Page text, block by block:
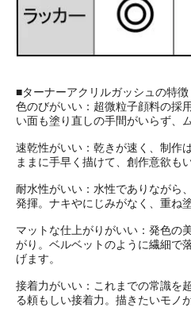
■ターナーアクリルガッシュの特徴
色のびがいい：超微粒子顔料の採
い面も塗り直しの手間がいらず、
速乾性がいい：乾きが速く、制作
ままに手早く描けて、創作意欲も
耐水性がいい：水性でありながら
発揮。ナキやにじみがなく、重ね
マットな仕上がりがいい：発色の
がり。ベルベットのように繊細で
げます。
接着力がいい：これまでの常識を
る頼もしい接着力。描きたいモノ